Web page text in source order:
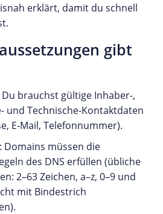
erklärt, damit du schnell
gibt
brauchst gültige Inhaber-,
und Technische-Kontaktdaten
E‑Mail, Telefonnummer).
Domains müssen die
des DNS erfüllen (übliche
2–63 Zeichen, a–z, 0–9 und
mit Bindestrich